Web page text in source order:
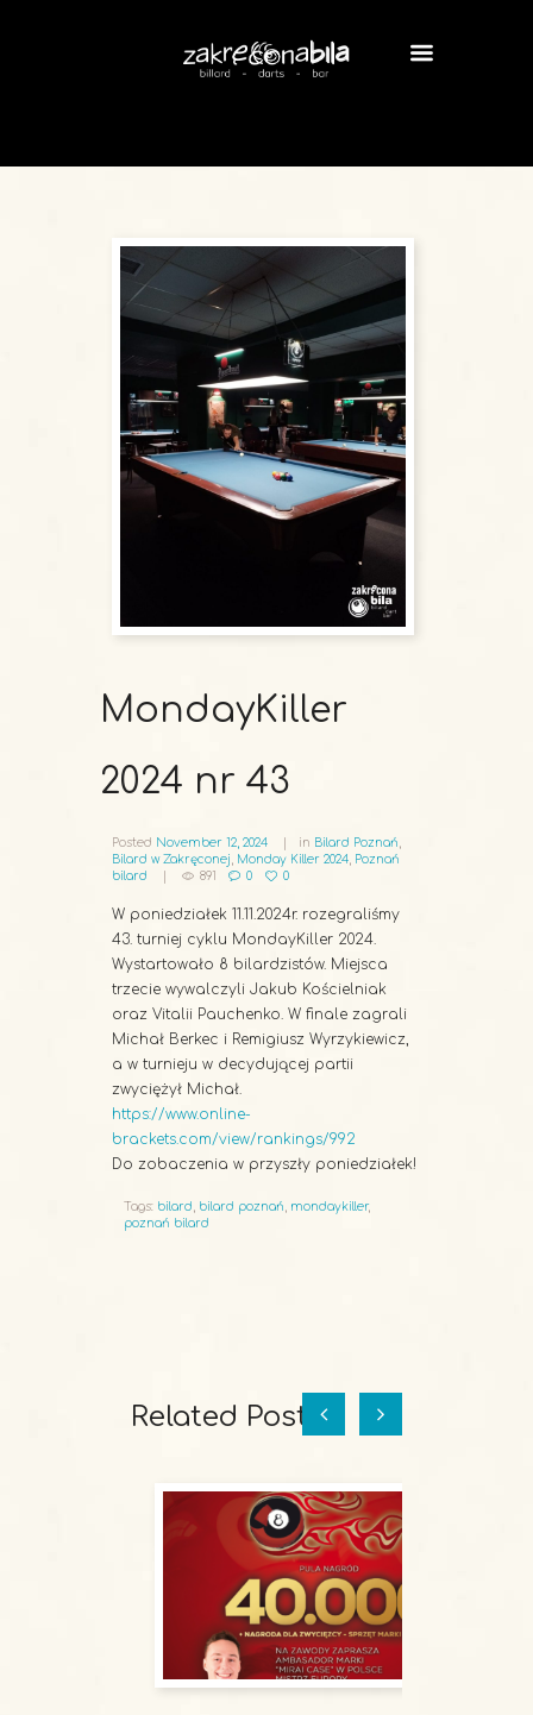
MondayKiller
2024 nr 43
Posted November 12, 2024 in Bilard Poznań
Bilard w Zakręconej
Monday Killer 2024 Poznań
bilard
891 0 0
W poniedziałek 11.11.2024r. rozegraliśmy
43. turniej cyklu MondayKiller 2024.
Wystartowało 8 bilardzistów. Miejsca
trzecie wywalczyli Jakub Kościelniak
oraz Vitalii Pauchenko. W finale zagrali
Michał Berkec i Remigiusz Wyrzykiewicz,
a w turnieju w decydującej partii
zwyciężył Michał.
https://www.online-
brackets.com/view/rankings/992
Do zobaczenia w przyszły poniedziałek!
Tags: bilard bilard poznań mondaykiller,
poznań bilard
Related Posts